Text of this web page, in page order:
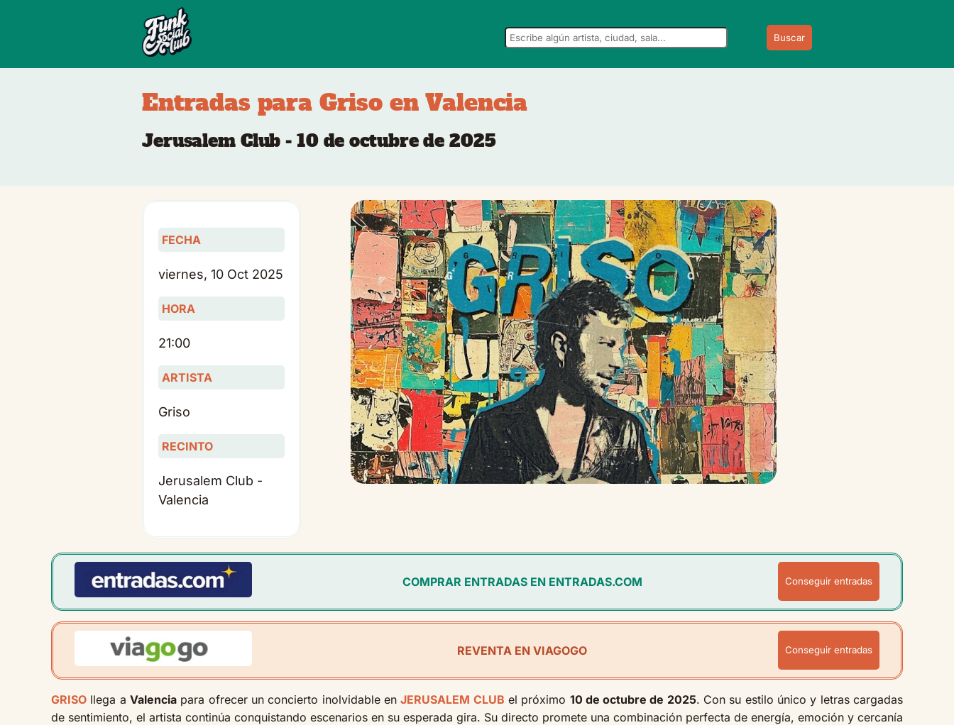
Buscar
Entradas para Griso en Valencia
Jerusalem Club - 10 de octubre de 2025
FECHA
viernes, 10 Oct 2025
HORA
21:00
ARTISTA
Griso
RECINTO
Jerusalem Club -
Valencia
COMPRAR ENTRADAS EN ENTRADAS.COM Conseguir entradas
REVENTA EN VIAGOGO Conseguir entradas
GRISO llega a Valenciapara ofrecer un concierto inolvidable enJERUSALEM CLUB el próximo 10 de octubre de 2025. Con su estilo único y letras cargadas
de sentimiento, el artista continúa conquistando escenarios en su esperada gira. Su directo promete una combinación perfecta de energía, emoción y cercanía